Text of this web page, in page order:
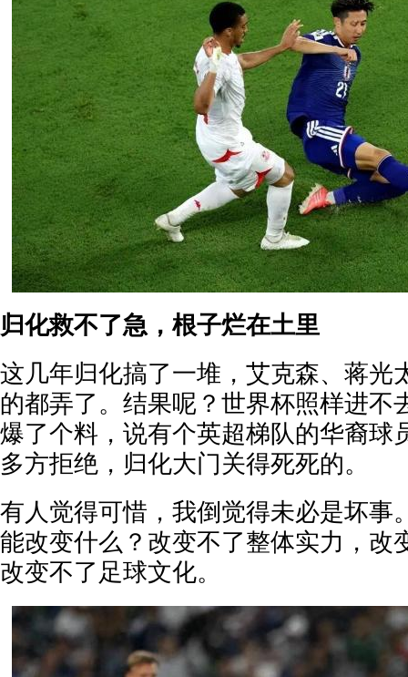
归化救不了急，根子烂在土里
这几年归化搞了一堆，艾克森、蒋光
的都弄了。结果呢？世界杯照样进不
爆了个料，说有个英超梯队的华裔球
多方拒绝，归化大门关得死死的。
有人觉得可惜，我倒觉得未必是坏事
能改变什么？改变不了整体实力，改
改变不了足球文化。